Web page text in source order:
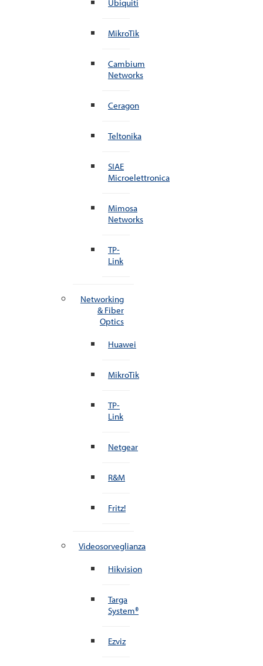
Ubiquiti
MikroTik
Cambium
Networks
Ceragon
Teltonika
SIAE
Microelettronica
Mimosa
Networks
TP-
Link
Networking
& Fiber
Optics
Huawei
MikroTik
TP-
Link
Netgear
R&M
Fritz!
Videosorveglianza
Hikvision
Targa
System®
Ezviz